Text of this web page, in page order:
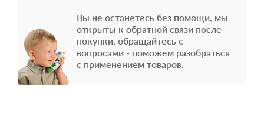
Вы не останетесь без помощи, мы
открыты к обратной связи после
покупки, обращайтесь с
вопросами - поможем разобраться
с применением товаров.